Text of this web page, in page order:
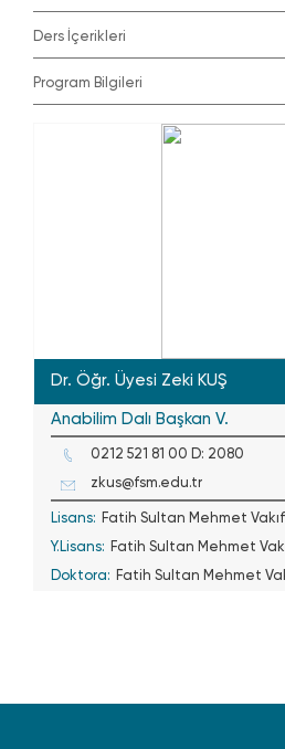
Ders İçerikleri
Program Bilgileri
Dr. Öğr. Üyesi Zeki KUŞ
Anabilim Dalı Başkan V.
0212 521 81 00 D: 2080
zkus@fsm.edu.tr
Lisans: Fatih Sultan Mehmet
Y.Lisans: Fatih Sultan Mehmet
Doktora: Fatih Sultan Mehmet